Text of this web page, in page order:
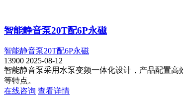
智能静音泵20T配6P永磁
智能静音泵20T配6P永磁
13900 2025-08-12
智能静音泵采用水泵变频一体化设计，产品配置
等特点。
在线咨询 查看详情